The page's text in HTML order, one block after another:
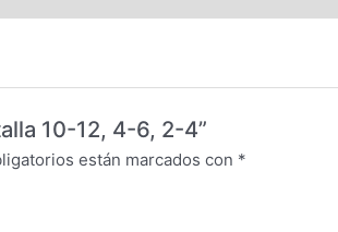
10-12, 4-6, 2-4”
están marcados con *